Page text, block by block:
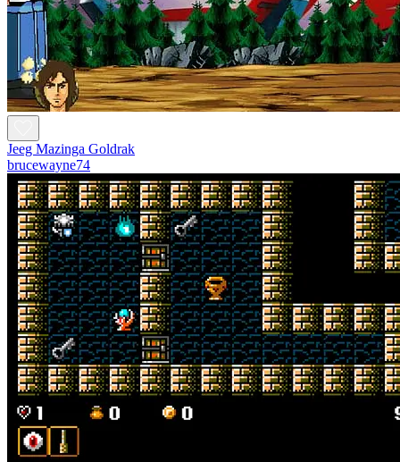
Jeeg Mazinga Goldrak
brucewayne74